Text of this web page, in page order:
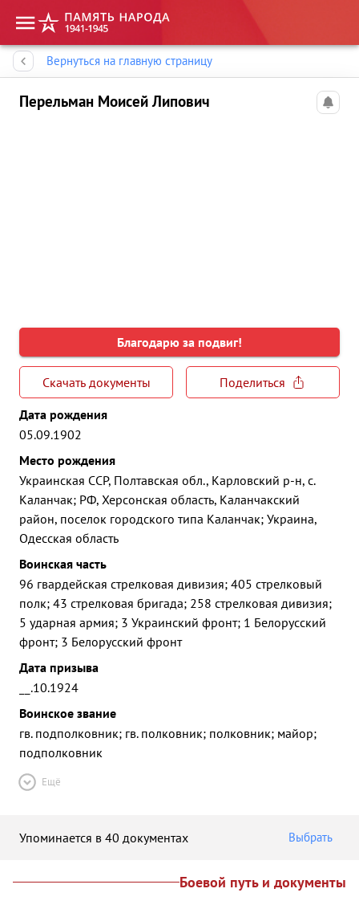
Вернуться на главную страницу
Перельман Моисей Липович
Благодарю за подвиг!
Скачать документы
Поделиться
Дата рождения
05.09.1902
Место рождения
Украинская ССР, Полтавская обл., Карловский р-н, с.
Каланчак; РФ, Херсонская область, Каланчакский
район, поселок городского типа Каланчак; Украина,
Одесская область
Воинская часть
96 гвардейская стрелковая дивизия; 405 стрелковый
полк; 43 стрелковая бригада; 258 стрелковая дивизия;
5 ударная армия; 3 Украинский фронт; 1 Белорусский
фронт; 3 Белорусский фронт
Дата призыва
__.10.1924
Воинское звание
гв. подполковник; гв. полковник; полковник; майор;
подполковник
Ещё
Упоминается в 40 документах Выбрать
Боевой путь и документы
Память народа